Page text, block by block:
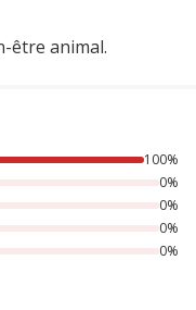
être animal.
{1} étoiles,
100%
0%
0%
0%
0%